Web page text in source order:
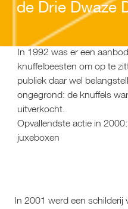
de Drie Dwaze
In 1992 was er een
knuffelbeesten om op te
publiek daar wel
ongegrond: de knuffels
uitverkocht.
Opvallendste actie in
juxeboxen
In 2001 werd een schilderij